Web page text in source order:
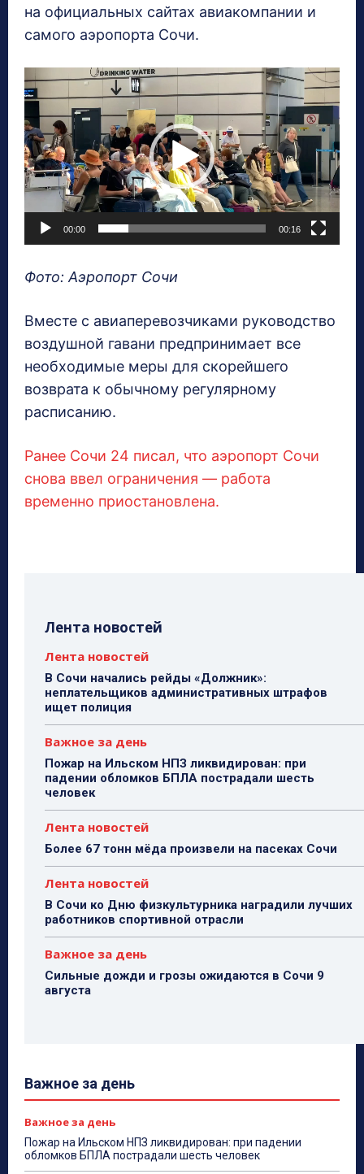
на официальных сайтах авиакомпании и
самого аэропорта Сочи.
В
и
д
е
о
п
л
р
00:00 00:16
Фото: Аэропорт Сочи
Вместе с авиаперевозчиками руководство
воздушной гавани предпринимает все
необходимые меры для скорейшего
возврата к обычному регулярному
расписанию.
Ранее Сочи 24 писал, что аэропорт Сочи
снова ввел ограничения — работа
временно приостановлена.
Лента новостей
Лента новостей
В Сочи начались рейды «Должник»:
неплательщиков административных штрафов
ищет полиция
Важное за день
Пожар на Ильском НПЗ ликвидирован: при
падении обломков БПЛА пострадали шесть
человек
Лента новостей
Более 67 тонн мёда произвели на пасеках Сочи
Лента новостей
В Сочи ко Дню физкультурника наградили лучших
работников спортивной отрасли
Важное за день
Сильные дожди и грозы ожидаются в Сочи 9
августа
Важное за день
Важное за день
Пожар на Ильском НПЗ ликвидирован: при падении
обломков БПЛА пострадали шесть человек